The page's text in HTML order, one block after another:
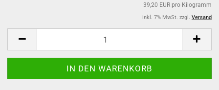
39,20 EUR pro Kilogramm
inkl. 7% MwSt. zzgl. Versand